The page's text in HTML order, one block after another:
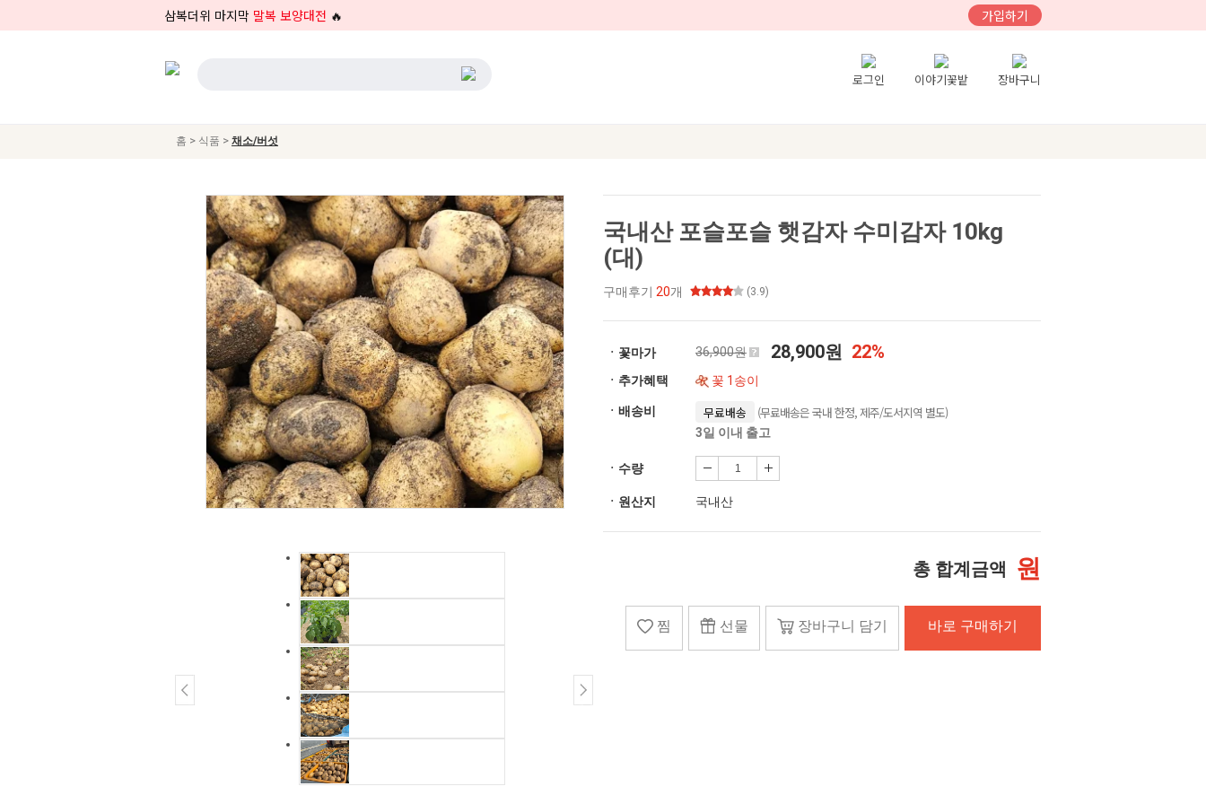
삼복더위 마지막 말복 보양대전 🔥 가입하기
로그인 이야기꽃밭 장바구니
홈 > 식품 > 채소/버섯
국내산 포슬포슬 햇감자 수미감자 10kg
(대)
구매후기 20개 (3.9)
ㆍ꽃마가 36,900원 28,900원 22%
ㆍ추가혜택 꽃 1송이
ㆍ배송비 무료배송 (무료배송은 국내 한정, 제주/도서지역 별도)
3일 이내 출고
ㆍ수량
ㆍ원산지 국내산
총 합계금액 원
찜 선물 장바구니 담기 바로 구매하기